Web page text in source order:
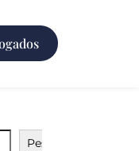
Pesquisar